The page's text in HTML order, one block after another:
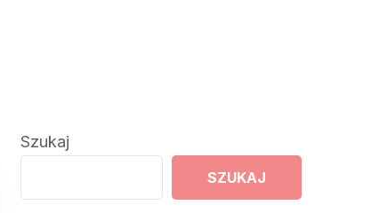
Szukaj
SZUKAJ